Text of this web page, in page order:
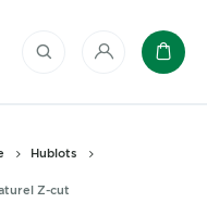
Mon compte
Hublots
Z-cut